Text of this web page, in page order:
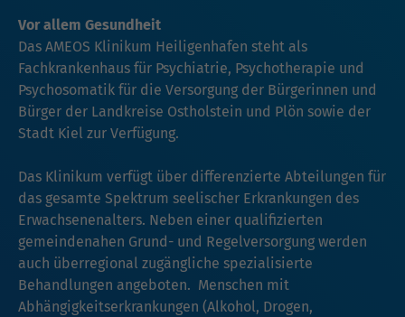
Vor allem Gesundheit
Das AMEOS Klinikum Heiligenhafen steht als
Fachkrankenhaus für Psychiatrie, Psychotherapie und
Psychosomatik für die Versorgung der Bürgerinnen und
Bürger der Landkreise Ostholstein und Plön sowie der
Stadt Kiel zur Verfügung.
Das Klinikum verfügt über differenzierte Abteilungen für
das gesamte Spektrum seelischer Erkrankungen des
Erwachsenenalters. Neben einer qualifizierten
gemeindenahen Grund- und Regelversorgung werden
auch überregional zugängliche spezialisierte
Behandlungen angeboten. Menschen mit
Abhängigkeitserkrankungen (Alkohol, Drogen,